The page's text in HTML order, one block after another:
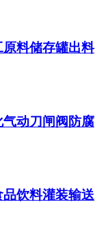
料储存罐出料
动刀闸阀防腐
饮料灌装输送